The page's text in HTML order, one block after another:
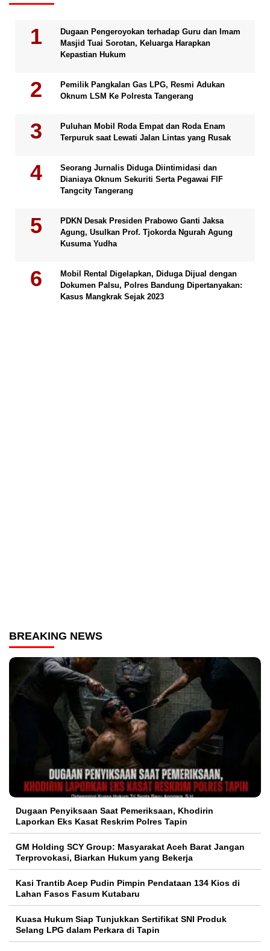
Dugaan Pengeroyokan terhadap Guru dan Imam
Masjid Tuai Sorotan, Keluarga Harapkan
Kepastian Hukum
Pemilik Pangkalan Gas LPG, Resmi Adukan
Oknum LSM Ke Polresta Tangerang
Puluhan Mobil Roda Empat dan Roda Enam
Terpuruk saat Lewati Jalan Lintas yang Rusak
Seorang Jurnalis Diduga Diintimidasi dan
Dianiaya Oknum Sekuriti Serta Pegawai FIF
Tangcity Tangerang
PDKN Desak Presiden Prabowo Ganti Jaksa
Agung, Usulkan Prof. Tjokorda Ngurah Agung
Kusuma Yudha
Mobil Rental Digelapkan, Diduga Dijual dengan
Dokumen Palsu, Polres Bandung Dipertanyakan:
Kasus Mangkrak Sejak 2023
BREAKING NEWS
Dugaan Penyiksaan Saat Pemeriksaan, Khodirin
Laporkan Eks Kasat Reskrim Polres Tapin
GM Holding SCY Group: Masyarakat Aceh Barat Jangan
Terprovokasi, Biarkan Hukum yang Bekerja
Kasi Trantib Acep Pudin Pimpin Pendataan 134 Kios di
Lahan Fasos Fasum Kutabaru
Kuasa Hukum Siap Tunjukkan Sertifikat SNI Produk
Selang LPG dalam Perkara di Tapin